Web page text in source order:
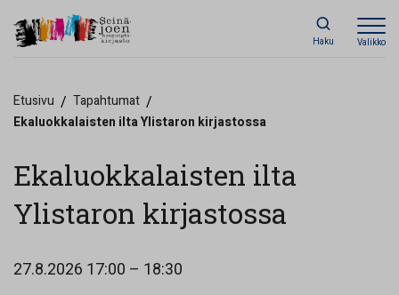
Haku Valikko
Etusivu / Tapahtumat /
Ekaluokkalaisten ilta Ylistaron kirjastossa
Ekaluokkalaisten ilta
Ylistaron kirjastossa
27.8.2026 17:00 – 18:30